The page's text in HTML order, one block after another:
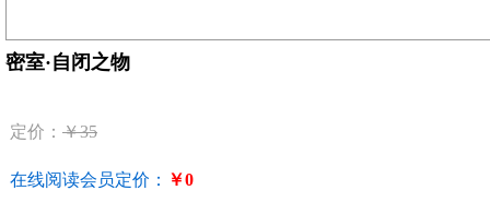
密室·自闭之物
定价： ￥35
在线阅读会员定价： ￥0